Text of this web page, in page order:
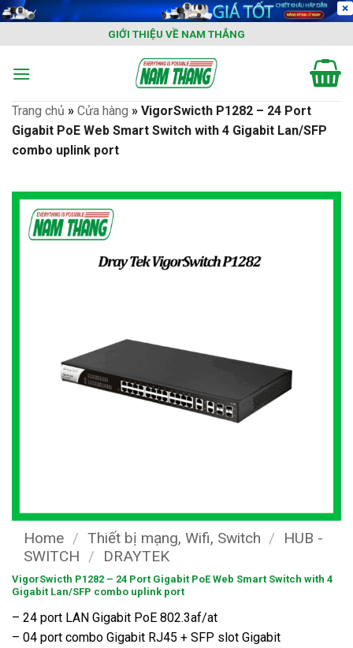
Skip
content
GIỚI THIỆU VỀ NAM THẮNG
Trang chủ » Cửa hàng » VigorSwicth P1282 – 24 Port
Gigabit PoE Web Smart Switch with 4 Gigabit Lan/SFP
combo uplink port
Home / Thiết bị mạng, Wifi, Switch /
HUB -
SWITCH / DRAYTEK
VigorSwicth P1282 – 24 Port Gigabit PoE Web Smart Switch with 4
Gigabit Lan/SFP combo uplink port
– 24 port LAN Gigabit PoE 802.3af/at
– 04 port combo Gigabit RJ45 + SFP slot Gigabit